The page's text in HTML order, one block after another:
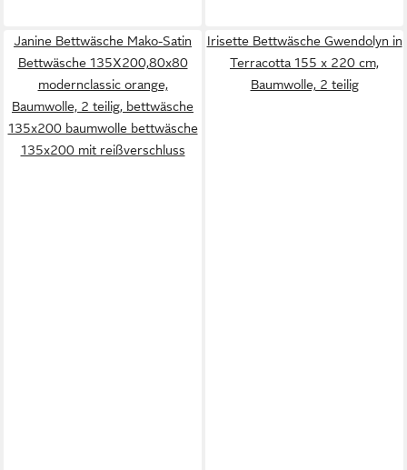
Janine Bettwäsche Mako-Satin
Bettwäsche 135X200,80x80
modernclassic orange,
Baumwolle, 2 teilig, bettwäsche
135x200 baumwolle bettwäsche
135x200 mit reißverschluss
Irisette Bettwäsche Gwendolyn in
Terracotta 155 x 220 cm,
Baumwolle, 2 teilig